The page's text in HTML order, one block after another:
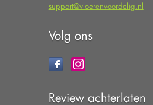
support@vloerenvoordelig.nl
Volg ons
Review achterlaten